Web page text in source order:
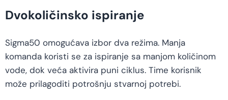
Dvokoličinsko ispiranje
Sigma50 omogućava izbor dva režima. Manja
komanda koristi se za ispiranje sa manjom količinom
vode, dok veća aktivira puni ciklus. Time korisnik
može prilagoditi potrošnju stvarnoj potrebi.